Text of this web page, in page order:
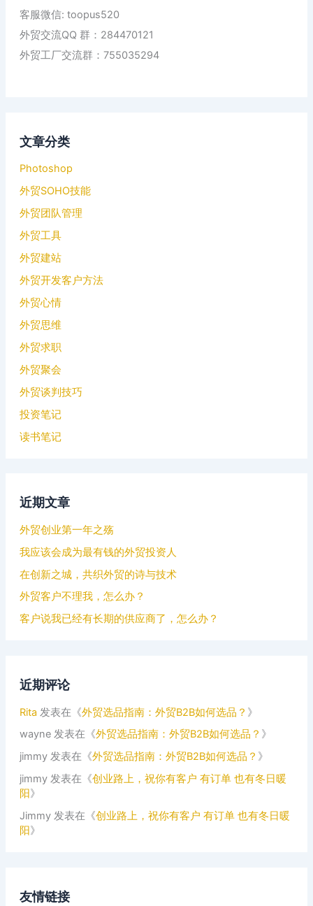
客服微信: toopus520
外贸交流QQ 群：284470121
外贸工厂交流群：755035294
文章分类
Photoshop
外贸SOHO技能
外贸团队管理
外贸工具
外贸建站
外贸开发客户方法
外贸心情
外贸思维
外贸求职
外贸聚会
外贸谈判技巧
投资笔记
读书笔记
近期文章
外贸创业第一年之殇
我应该会成为最有钱的外贸投资人
在创新之城，共织外贸的诗与技术
外贸客户不理我，怎么办？
客户说我已经有长期的供应商了，怎么办？
近期评论
Rita 发表在《外贸选品指南：外贸B2B如何选品？ 》
wayne发表在《外贸选品指南：外贸B2B如何选品？ 》
jimmy发表在《外贸选品指南：外贸B2B如何选品？ 》
jimmy发表在《创业路上，祝你有客户 有订单 也有冬日暖
阳》
Jimmy发表在《创业路上，祝你有客户 有订单 也有冬日暖
阳》
友情链接